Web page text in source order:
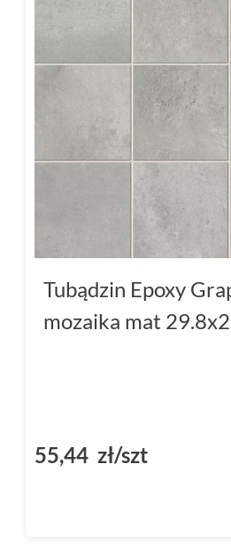
Tubądzin Epoxy
mozaika mat
55,44 zł/szt